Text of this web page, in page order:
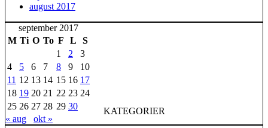
august 2017
september 2017
M Ti O To F L
S
1
2
3
4
5 6 7 8 9
10
11 12 13 14 15 16 17
18 19 20 21 22 23 24
25 26 27 28 29 30
« aug
okt »
KATEGORIER